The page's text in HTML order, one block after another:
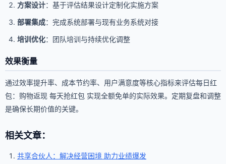
方案设计：基于评估结果设计定制化实施方案
部署集成：完成系统部署与现有业务系统对接
培训优化：团队培训与持续优化调整
效果衡量
通过效率提升率、成本节约率、用户满意度等核心指标来评估每日红
包：购物返现 每天抢红包 实现全额免单的实际效果。定期复盘和调整
是确保长期价值的关键。
相关文章：
共享合伙人：解决经营困境 助力业绩爆发